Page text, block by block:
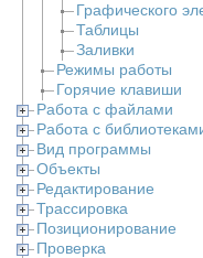
Графического
Таблицы
Заливки
Режимы работы
Горячие клавиши
Работа с файлами
Работа с
Вид программы
Объекты
Редактирование
Трассировка
Позиционирование
Проверка